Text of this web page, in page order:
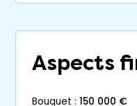
Aspects
bouquet : 150 000 €